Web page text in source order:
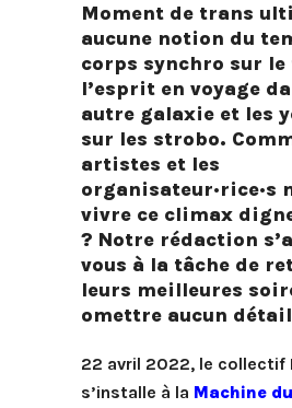
Moment de trans
aucune notion du
corps synchro sur le
l’esprit en voyage
autre galaxie et les
sur les strobo.
artistes et les
organisateur·rice·s
vivre ce climax
? Notre rédaction
vous à la tâche de
leurs meilleures
omettre aucun
22 avril 2022, le collectif
s’installe à la Machine